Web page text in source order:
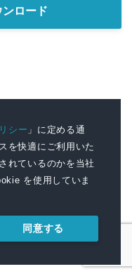
シー 」に定める通
を快適にご利用いた
れているのかを当社
を使用していま
同意する
ロード
グルメ 、 観
日本ギフト大賞、